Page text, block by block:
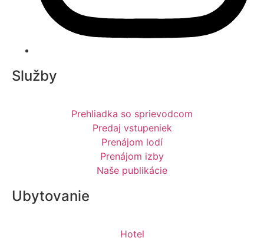
Služby
Prehliadka so sprievodcom
Predaj vstupeniek
Prenájom lodí
Prenájom izby
Naše publikácie
Ubytovanie
Hotel